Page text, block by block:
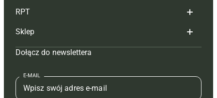
Reklama
Tagi
Mapa serwisu
Kontakt
Regulamin
Hoduj z głową bydło
Hoduj z głową świnie
Prenumerata
Redakcja
Kontakt
RPT
Redakcja
Prenumerata
Reklama
Kontakt
Sklep
Czasopisma i prenumerata
Książki
Regulamin
Dołącz do newslettera
E-MAIL